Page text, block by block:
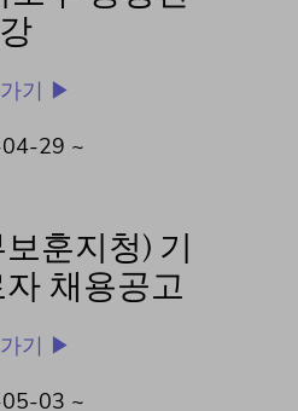
기 ▶
29 ~
훈지청) 기
채용공고
기 ▶
03 ~